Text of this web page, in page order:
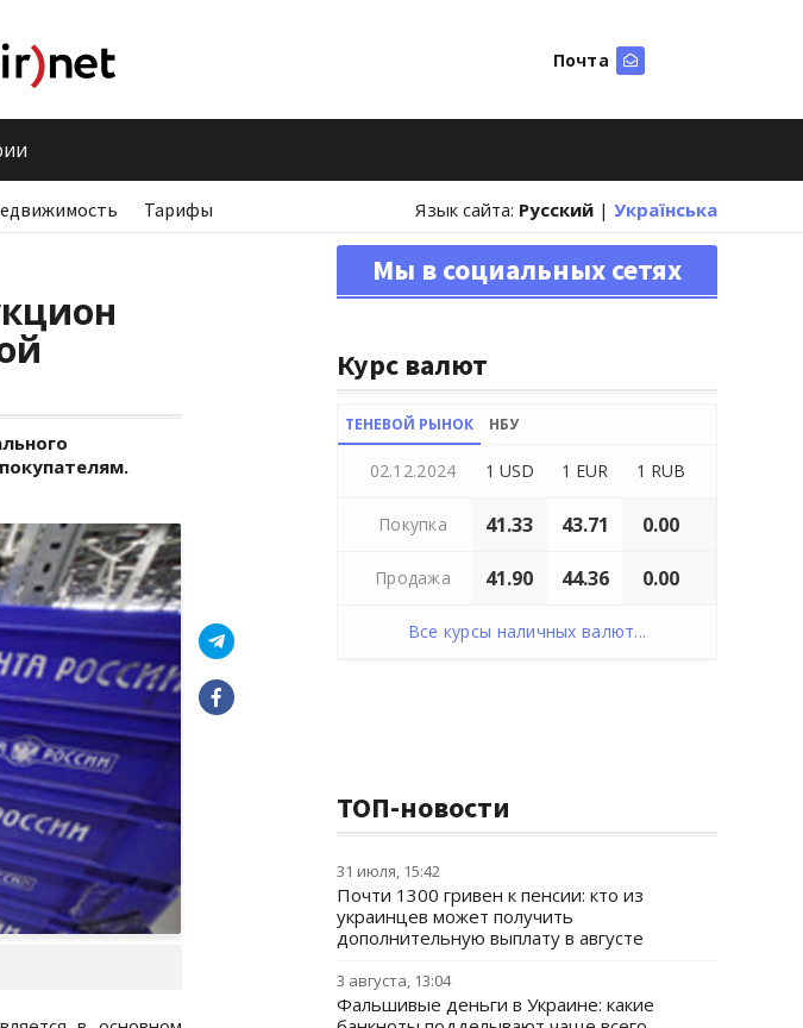
Почта
Тарифы Язык сайта: Русский | Українська
Мы в социальных сетях
Курс валют
ТЕНЕВОЙ РЫНОК НБУ
02.12.2024 1 USD 1 EUR 1 RUB
Покупка 41.33 43.71 0.00
Продажа 41.90 44.36 0.00
Все курсы наличных валют...
ТОП-новости
31 июля, 15:42
Почти 1300 гривен к пенсии: кто из
украинцев может получить
дополнительную выплату в августе
3 августа, 13:04
Фальшивые деньги в Украине: какие